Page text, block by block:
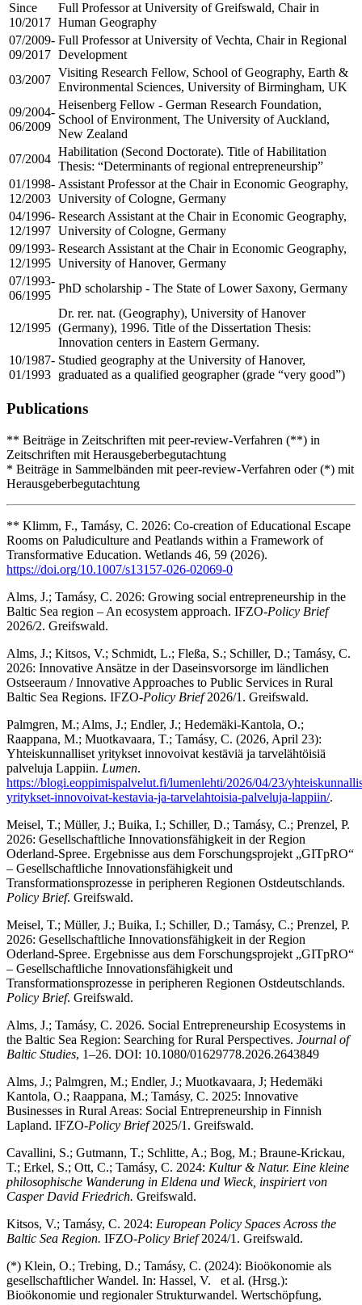
Since
10/2017
Full Professor at University of Greifswald, Chair in
Human Geography
07/2009-
09/2017
Full Professor at University of Vechta, Chair in Regional
Development
03/2007
Visiting Research Fellow, School of Geography, Earth &
Environmental Sciences, University of Birmingham, UK
09/2004-
06/2009
Heisenberg Fellow - German Research Foundation,
School of Environment, The University of Auckland,
New Zealand
07/2004
Habilitation (Second Doctorate). Title of Habilitation
Thesis: “Determinants of regional entrepreneurship”
01/1998-
12/2003
Assistant Professor at the Chair in Economic Geography,
University of Cologne, Germany
04/1996-
12/1997
Research Assistant at the Chair in Economic Geography,
University of Cologne, Germany
09/1993-
12/1995
Research Assistant at the Chair in Economic Geography,
University of Hanover, Germany
07/1993-
06/1995
PhD scholarship - The State of Lower Saxony, Germany
12/1995
Dr. rer. nat. (Geography), University of Hanover
(Germany), 1996. Title of the Dissertation Thesis:
Innovation centers in Eastern Germany.
10/1987-
01/1993
Studied geography at the University of Hanover,
graduated as a qualified geographer (grade “very good”)
Publications
** Beiträge in Zeitschriften mit peer-review-Verfahren (**) in
Zeitschriften mit Herausgeberbegutachtung
* Beiträge in Sammelbänden mit peer-review-Verfahren oder (*) mit
Herausgeberbegutachtung
** Klimm, F., Tamásy, C. 2026: Co-creation of Educational Escape
Rooms on Paludiculture and Peatlands within a Framework of
Transformative Education. Wetlands 46, 59 (2026).
https://doi.org/10.1007/s13157-026-02069-0
Alms, J.; Tamásy, C. 2026: Growing social entrepreneurship in the
Baltic Sea region – An ecosystem approach. IFZO-Policy Brief
2026/2. Greifswald.
Alms, J.; Kitsos, V.; Schmidt, L.; Fleßa, S.; Schiller, D.; Tamásy, C.
2026: Innovative Ansätze in der Daseinsvorsorge im ländlichen
Ostseeraum / Innovative Approaches to Public Services in Rural
Baltic Sea Regions. IFZO-Policy Brief2026/1. Greifswald.
Palmgren, M.; Alms, J.; Endler, J.; Hedemäki-Kantola, O.;
Raappana, M.; Muotkavaara, T.; Tamásy, C. (2026, April 23):
Yhteiskunnalliset yritykset innovoivat kestäviä ja tarvelähtöisiä
palveluja Lappiin. Lumen.
https://blogi.eoppimispalvelut.fi/lumenlehti/2026/04/23/
yritykset-innovoivat-kestavia-ja-tarvelahtoisia-palveluja-lappiin/.
Meisel, T.; Müller, J.; Buika, I.; Schiller, D.; Tamásy, C.; Prenzel, P.
2026: Gesellschaftliche Innovationsfähigkeit in der Region
Oderland-Spree. Ergebnisse aus dem Forschungsprojekt „GITpRO“
– Gesellschaftliche Innovationsfähigkeit und
Transformationsprozesse in peripheren Regionen Ostdeutschlands.
Policy Brief. Greifswald.
Meisel, T.; Müller, J.; Buika, I.; Schiller, D.; Tamásy, C.; Prenzel, P.
2026: Gesellschaftliche Innovationsfähigkeit in der Region
Oderland-Spree. Ergebnisse aus dem Forschungsprojekt „GITpRO“
– Gesellschaftliche Innovationsfähigkeit und
Transformationsprozesse in peripheren Regionen Ostdeutschlands.
Policy Brief. Greifswald.
Alms, J.; Tamásy, C. 2026. Social Entrepreneurship Ecosystems in
the Baltic Sea Region: Searching for Rural Perspectives. Journal of
Baltic Studies, 1–26. DOI: 10.1080/01629778.2026.2643849
Alms, J.; Palmgren, M.; Endler, J.; Muotkavaara, J; Hedemäki
Kantola, O.; Raappana, M.; Tamásy, C. 2025: Innovative
Businesses in Rural Areas: Social Entrepreneurship in Finnish
Lapland. IFZO-Policy Brief2025/1. Greifswald.
Cavallini, S.; Gutmann, T.; Schlitte, A.; Bog, M.; Braune-Krickau,
T.; Erkel, S.; Ott, C.; Tamásy, C. 2024: Kultur & Natur. Eine kleine
philosophische Wanderung in Eldena und Wieck, inspiriert von
Casper David Friedrich. Greifswald.
Kitsos, V.; Tamásy, C. 2024: European Policy Spaces Across the
Baltic Sea Region. IFZO-Policy Brief2024/1. Greifswald.
(*) Klein, O.; Trebing, D.; Tamásy, C. (2024): Bioökonomie als
gesellschaftlicher Wandel. In: Hassel, V. et al. (Hrsg.):
Bioökonomie und regionaler Strukturwandel. Wertschöpfung,